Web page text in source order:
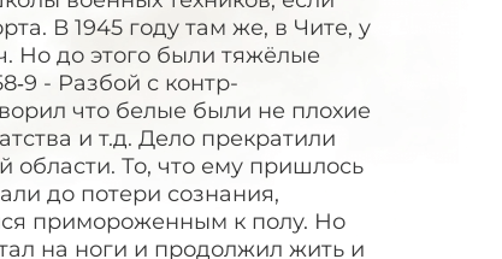
В 1945 году там же, в Чите, у
Но до этого были тяжёлые
- Разбой с контр-
что белые были не плохие
и т.д. Дело прекратили
области. То, что ему пришлось
до потери сознания,
примороженным к полу. Но
на ноги и продолжил жить и